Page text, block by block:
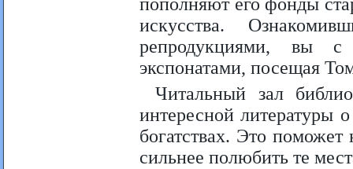
пополняют его фонды
искусства.
репродукциями, вы с
экспонатами, посещая
Читальный зал
интересной литературы
богатствах. Это
сильнее полюбить те